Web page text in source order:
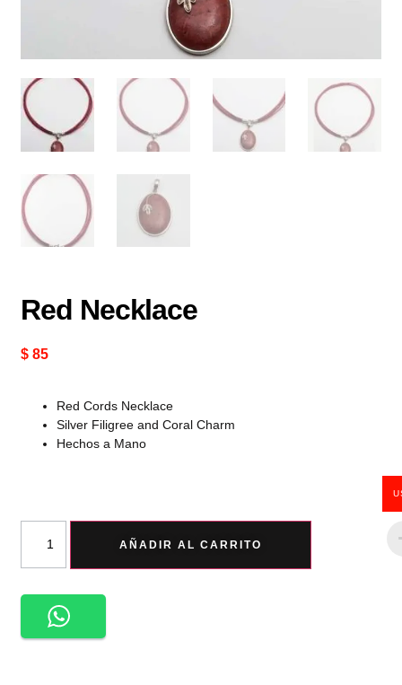
Red Necklace
$ 85
Red Cords Necklace
Silver Filigree and Coral Charm
Hechos a Mano
AÑADIR AL CARRITO